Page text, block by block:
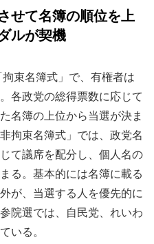
せて名簿の順位を上
ルが契機
束名簿式」で、有権者は
各政党の総得票数に応じて
名簿の上位から当選が決ま
拘束名簿式」では、政党名
て議席を配分し、個人名の
る。基本的には名簿に載る
が、当選する人を優先的に
院選では、自民党、れいわ
いる。